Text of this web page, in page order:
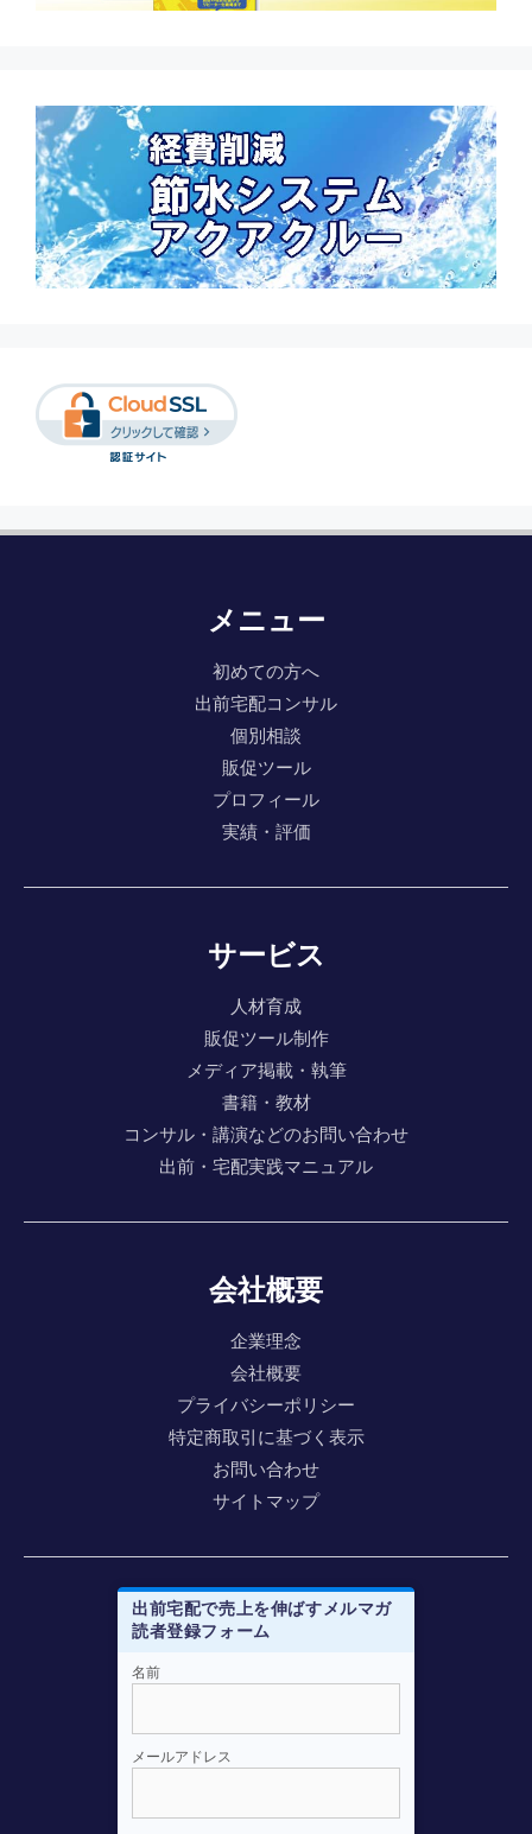
メニュー
初めての方へ
出前宅配コンサル
個別相談
販促ツール
プロフィール
実績・評価
サービス
人材育成
販促ツール制作
メディア掲載・執筆
書籍・教材
コンサル・講演などのお問い合わせ
出前・宅配実践マニュアル
会社概要
企業理念
会社概要
プライバシーポリシー
特定商取引に基づく表示
お問い合わせ
サイトマップ
出前宅配で売上を伸ばすメルマガ
読者登録フォーム
名前
メールアドレス
e-mail*
お名前*